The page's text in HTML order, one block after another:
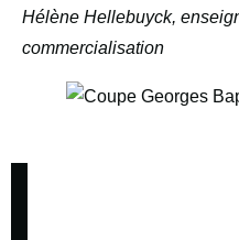
Hélène Hellebuyck,
commercialisation